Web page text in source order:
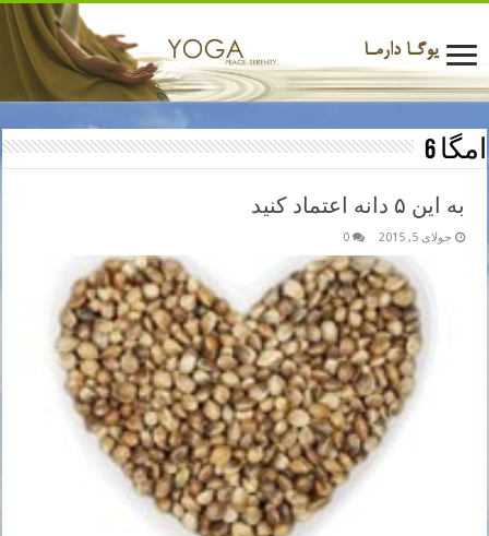
امگا 6
به این ۵ دانه اعتماد کنید
جولای 5, 2015 0